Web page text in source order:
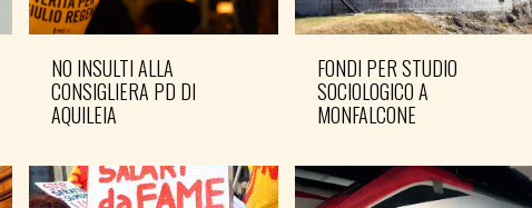
NO INSULTI ALLA
CONSIGLIERA PD DI
AQUILEIA
FONDI PER STUDIO
SOCIOLOGICO A
MONFALCONE